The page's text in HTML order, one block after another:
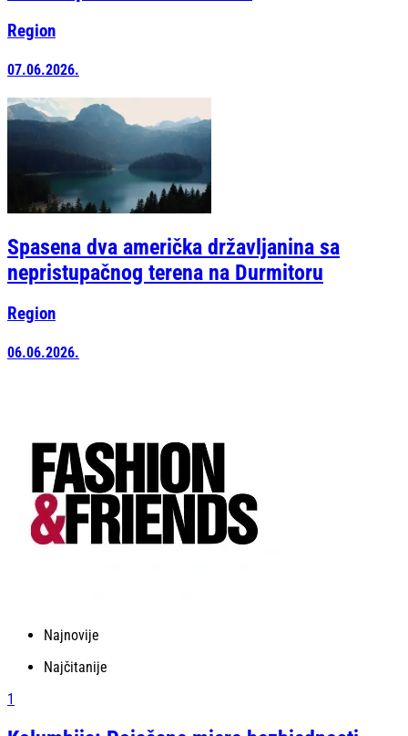
Region
07.06.2026.
Spasena dva američka državljanina sa
nepristupačnog terena na Durmitoru
Region
06.06.2026.
Najnovije
Najčitanije
1